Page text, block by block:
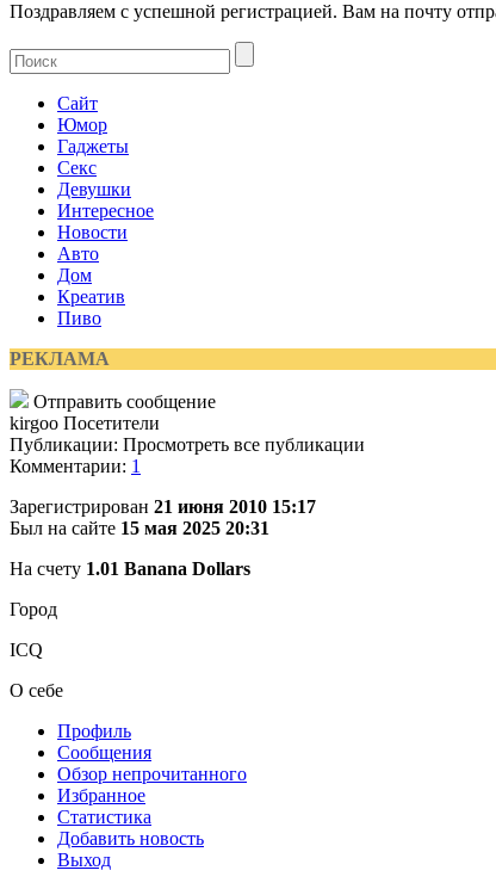
Поздравляем с успешной регистрацией. Вам на почту
Сайт
Юмор
Гаджеты
Секс
Девушки
Интересное
Новости
Авто
Дом
Креатив
Пиво
РЕКЛАМА
Отправить сообщение
kirgoo Посетители
Публикации: Просмотреть все публикации
Комментарии: 1
Зарегистрирован 21 июня 2010 15:17
Был на сайте 15 мая 2025 20:31
На счету 1.01 Banana Dollars
Город
ICQ
О себе
Профиль
Сообщения
Обзор непрочитанного
Избранное
Статистика
Добавить новость
Выход